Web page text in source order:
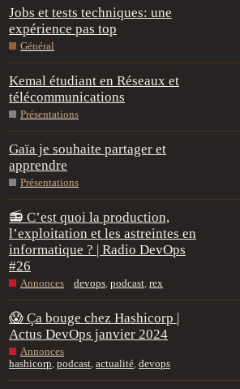
Jobs et tests techniques: une
expérience pas top
Général
Kemal étudiant en Réseaux et
télécommunications
Présentations
Gaïa je souhaite partager et
apprendre
Présentations
📻 C’est quoi la production,
l’exploitation et les astreintes en
informatique ? | Radio DevOps
#26
Annonces devops, podcast, rex
😱 Ça bouge chez Hashicorp |
Actus DevOps janvier 2024
Annonces
hashicorp, podcast, actualité, devops